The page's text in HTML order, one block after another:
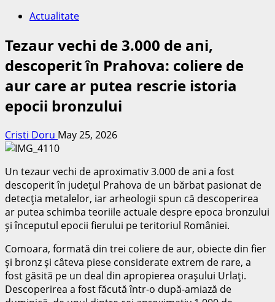
Actualitate
Tezaur vechi de 3.000 de ani,
descoperit în Prahova: coliere de
aur care ar putea rescrie istoria
epocii bronzului
Cristi Doru May 25, 2026
Un tezaur vechi de aproximativ 3.000 de ani a fost
descoperit în judeţul Prahova de un bărbat pasionat de
detecţia metalelor, iar arheologii spun că descoperirea
ar putea schimba teoriile actuale despre epoca bronzului
şi începutul epocii fierului pe teritoriul României.
Comoara, formată din trei coliere de aur, obiecte din fier
şi bronz şi câteva piese considerate extrem de rare, a
fost găsită pe un deal din apropierea oraşului Urlaţi.
Descoperirea a fost făcută într-o după-amiază de